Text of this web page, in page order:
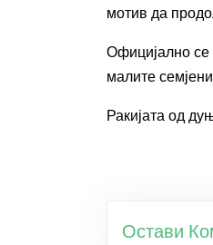
мотив да
Официјално се
малите
Ракијата од
Остави